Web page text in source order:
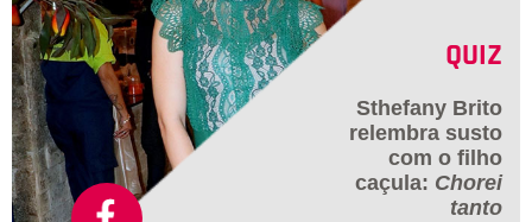
QUIZ
Sthefany Brito
relembra susto
com o filho
caçula: Chorei
tanto